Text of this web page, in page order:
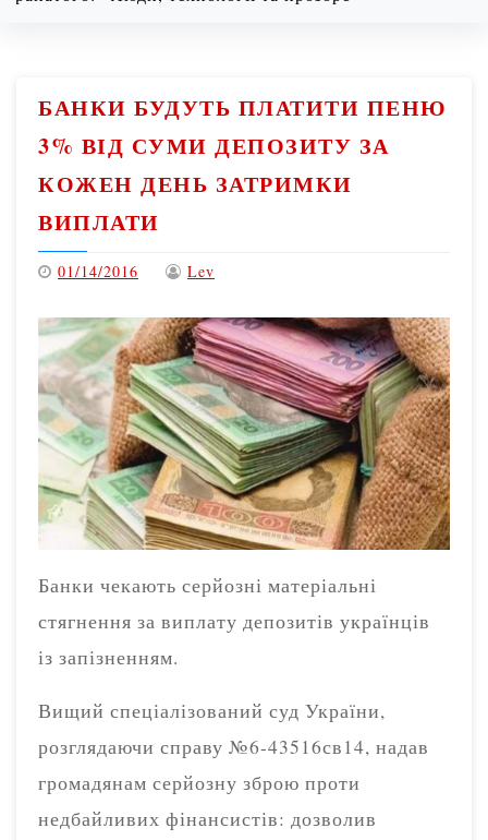
БАНКИ БУДУТЬ ПЛАТИТИ ПЕНЮ
3% ВІД СУМИ ДЕПОЗИТУ ЗА
КОЖЕН ДЕНЬ ЗАТРИМКИ
ВИПЛАТИ
01/14/2016 Lev
Банки чекають серйозні матеріальні
стягнення за виплату депозитів українців
із запізненням.
Вищий спеціалізований суд України,
розглядаючи справу №6-43516св14, надав
громадянам серйозну зброю проти
недбайливих фінансистів: дозволив